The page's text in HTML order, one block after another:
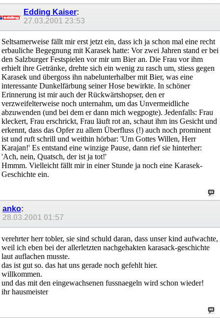
Edding Kaiser:
27.03.2001 23:53
Seltsamerweise fällt mir erst jetzt ein, dass ich ja schon mal eine recht
erbauliche Begegnung mit Karasek hatte: Vor zwei Jahren stand er bei
den Salzburger Festspielen vor mir um Bier an. Die Frau vor ihm
erhielt ihre Getränke, drehte sich ein wenig zu rasch um, stiess gegen
Karasek und übergoss ihn nabelunterhalber mit Bier, was eine
interessante Dunkelfärbung seiner Hose bewirkte. In schöner
Erinnerung ist mir auch der Rückwärtshopser, den er
verzweifelterweise noch unternahm, um das Unvermeidliche
abzuwenden (und bei dem er dann mich wegpogte). Jedenfalls: Frau
kleckert, Frau erschrickt, Frau läuft rot an, schaut ihm ins Gesicht und
erkennt, dass das Opfer zu allem Überfluss (!) auch noch prominent
ist und ruft schrill und weithin hörbar: 'Um Gottes Willen, Herr
Karajan!' Es entstand eine winzige Pause, dann rief sie hinterher:
'Ach, nein, Quatsch, der ist ja tot!'
Hmmm. Vielleicht fällt mir in einer Stunde ja noch eine Karasek-
Geschichte ein.
anko:
28.03.2001 01:57
verehrter herr tobler, sie sind schuld daran, dass unser kind aufwachte,
weil ich eben bei der allerletzten nachgehakten karasack-geschichte
laut auflachen musste.
das ist gut so. das hat uns gerade noch gefehlt hier.
willkommen.
und das mit den eingewachsenen fussnaegeln wird schon wieder!
ihr hausmeister